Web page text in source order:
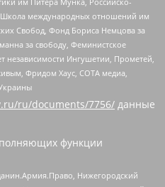
Школа международных отношений им
Свобод, Фонд Бориса Немцова за
за свободу, Феминистское
независимости Ингушетии, Прометей,
Фридом Хаус, СОТА медиа,
ru/documents/7756/ данные
функции
Нижегородский